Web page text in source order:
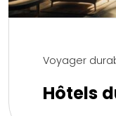
Voyager
Hôtels